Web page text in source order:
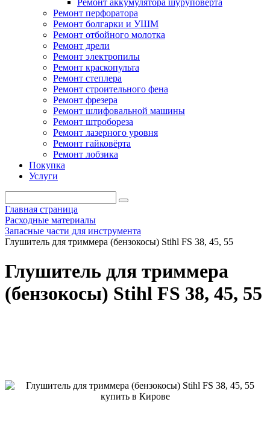
Ремонт перфоратора
Ремонт болгарки и УШМ
Ремонт отбойного молотка
Ремонт дрели
Ремонт электропилы
Ремонт краскопульта
Ремонт степлера
Ремонт строительного фена
Ремонт фрезера
Ремонт шлифовальной машины
Ремонт штробореза
Ремонт лазерного уровня
Ремонт гайковёрта
Ремонт лобзика
Покупка
Услуги
Главная страница
Расходные материалы
Запасные части для инструмента
Глушитель для триммера (бензокосы) Stihl FS 38, 45, 55
Глушитель для триммера
(бензокосы) Stihl FS 38, 45, 55